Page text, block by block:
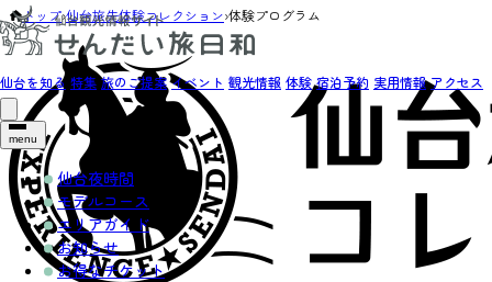
仙台を知る 特集 旅のご提案 イベント 観光情報 体験 宿泊予約 実用情報 アクセス
menu
仙台夜時間
モデルコース
エリアガイド
お知らせ
お得なチケット
トップ›仙台旅先体験コレクション›体験プログラム